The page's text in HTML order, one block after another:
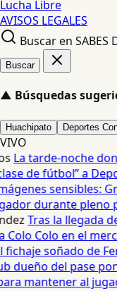
Lucha Libre
AVISOS LEGALES
Buscar en SABES
Buscar
▲ Búsquedas
Huachipato Deportes
VIVO
La tarde-noche
de fútbol” a
sensibles:
durante pleno
Tras la llegada
Colo en el
fichaje soñado de
dueño del pase
mantener al